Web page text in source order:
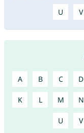
U V
A B C D
K L M N
U V